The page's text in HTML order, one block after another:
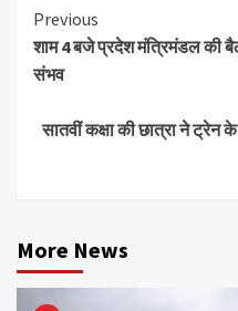
Continue
Reading
Previous
शाम 4 बजे प्रदेश मंत्रिमंडल की
संभव
सातवीं कक्षा की छात्रा ने
More News